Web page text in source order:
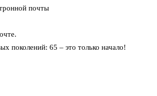
почты
поколений: 65 – это только начало!